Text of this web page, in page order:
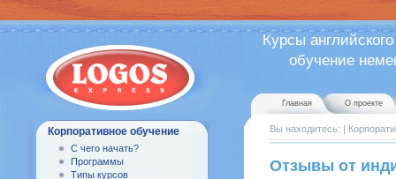
Курсы
обучение
Корпоративное обучение
С чего начать?
Программы
Типы курсов
Главная О проекте
Вы находитесь: |
Отзывы от